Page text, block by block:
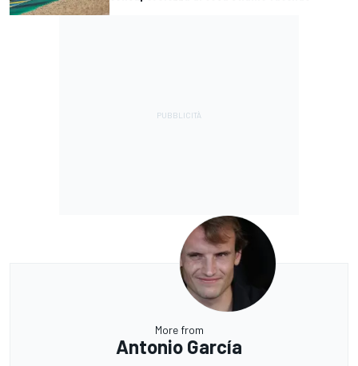
More from
Antonio García